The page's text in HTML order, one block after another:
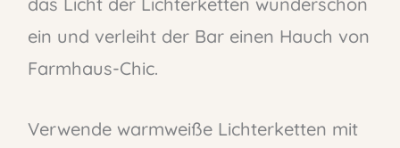
ein und verleiht der Bar einen Hauch von
Farmhaus-Chic.
Verwende warmweiße Lichterketten mit